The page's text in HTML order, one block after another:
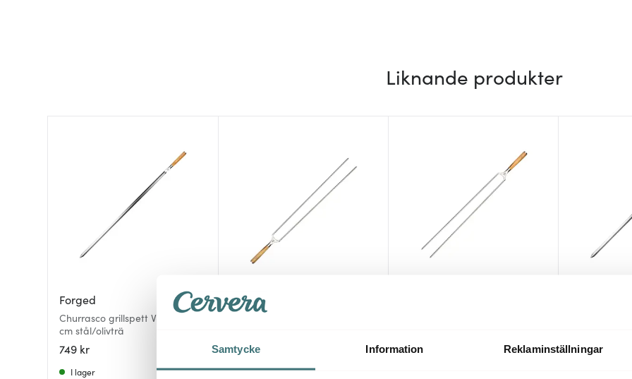
Samtycke Information Reklaminställningar
Liknande produkter
Forged
Churrasco grillspett V-form 70
cm stål/olivträ
749 kr
I lager
Forged
739 kr
I lager
829 kr 729 kr